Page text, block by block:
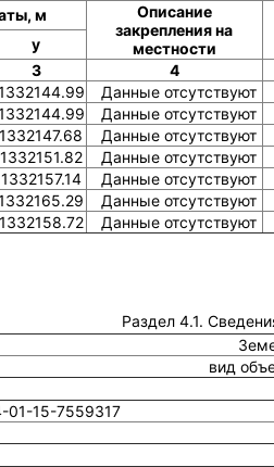
м
Описание
закрепления на
местности
y
3
4
Данные отсутствуют
Данные отсутствуют
1332147.68
Данные отсутствуют
1332151.82
Данные отсутствуют
1332157.14
Данные отсутствуют
Данные отсутствуют
1332158.72 Данные отсутствуют
Раздел 4.1.
вид
01-15-7559317